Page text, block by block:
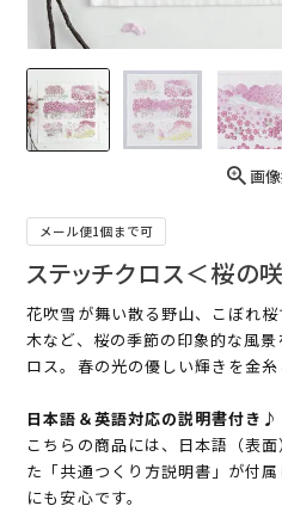
画
メール便1個まで可
ステッチクロス＜桜の
花吹雪が舞い散る野山、こぼれ
木など、桜の季節の印象的な風
ロス。春の光の優しい輝きを金糸
日本語＆英語対応の説明書付き♪
こちらの商品には、日本語（表
た「共通つくり方説明書」が付
にも安心です。